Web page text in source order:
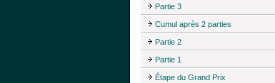
Partie 3
Cumul après 2 parties
Partie 2
Partie 1
Étape du Grand Prix